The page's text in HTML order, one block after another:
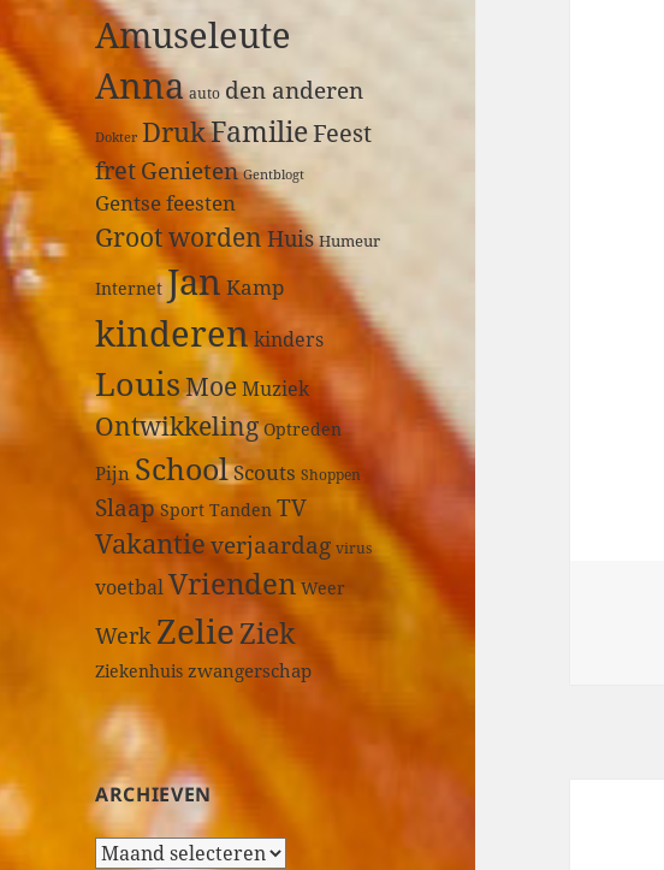
a
r
Amuseleute
Anna auto den anderen
Dokter DrukFamilieFeest
fretGenieten Gentblogt
Gentse feesten
Groot worden Huis Humeur
Internet Jan Kamp
kinderenkinders
LouisMoeMuziek
Ontwikkeling Optreden
Pijn SchoolScouts Shoppen
Slaap Sport Tanden TV
Vakantieverjaardag virus
voetbalVrienden Weer
Werk ZelieZiek
Ziekenhuis zwangerschap
ARCHIEVEN
A